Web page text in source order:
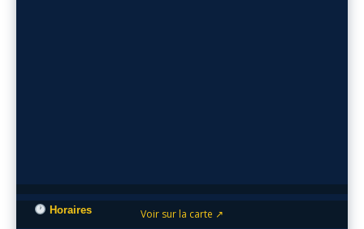
Voir sur la carte ↗
Horaires